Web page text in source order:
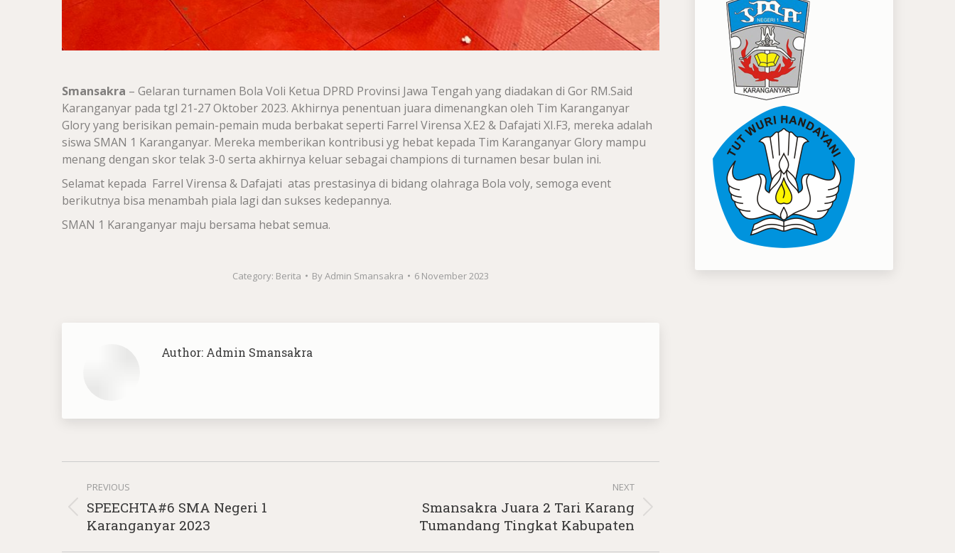
Smansakra – Gelaran turnamen Bola Voli Ketua DPRD Provinsi Jawa Tengah yang diadakan di Gor RM.Said
Karanganyar pada tgl 21-27 Oktober 2023. Akhirnya penentuan juara dimenangkan oleh Tim Karanganyar
Glory yang berisikan pemain-pemain muda berbakat seperti Farrel Virensa X.E2 & Dafajati XI.F3, mereka adalah
siswa SMAN 1 Karanganyar. Mereka memberikan kontribusi yg hebat kepada Tim Karanganyar Glory mampu
menang dengan skor telak 3-0 serta akhirnya keluar sebagai champions di turnamen besar bulan ini.
Selamat kepada Farrel Virensa & Dafajati atas prestasinya di bidang olahraga Bola voly, semoga event
berikutnya bisa menambah piala lagi dan sukses kedepannya.
SMAN 1 Karanganyar maju bersama hebat semua.
Category: Berita ByAdmin Smansakra 6 November 2023
Author: Admin Smansakra
navigation
PREVIOUS
Previous
post:
SPEECHTA#6 SMA Negeri 1
Karanganyar 2023
NEXT
Smansakra Juara 2 Tari Karang
Tumandang Tingkat Kabupaten